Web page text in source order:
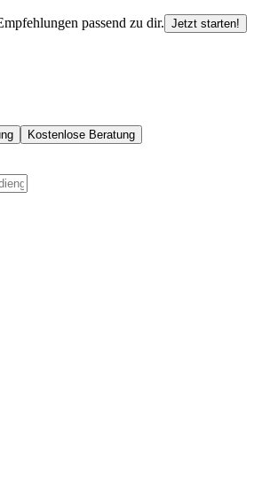
passend zu dir. Jetzt starten!
Kostenlose Beratung